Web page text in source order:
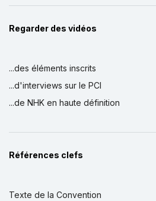
Regarder des vidéos
...des éléments inscrits
...d'interviews sur le PCI
...de NHK en haute définition
Références clefs
Texte de la Convention